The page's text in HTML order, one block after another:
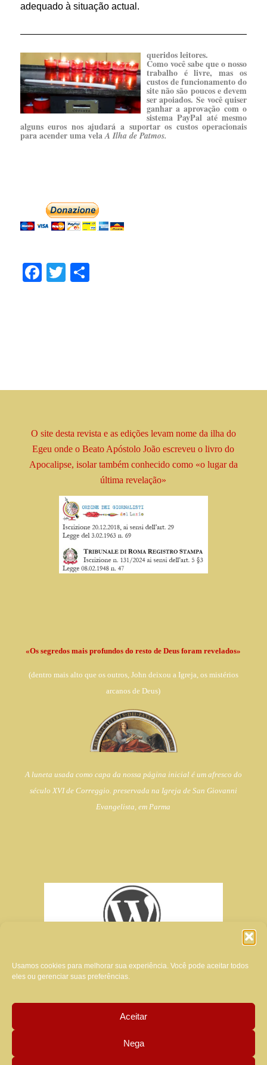
Usamos cookies para melhorar sua experiência. Você pode aceitar todos
eles ou gerenciar suas preferências.
Aceitar
Nega
adequado à situação actual.
queridos leitores.
Como você sabe que o nosso
trabalho é livre, mas os
custos de funcionamento do
site não são poucos e devem
ser apoiados. Se você quiser
ganhar a aprovação com o
sistema PayPal até mesmo
alguns euros nos ajudará a suportar os custos operacionais
para acender uma velaA Ilha de Patmos.
Facebook
Twitter
O site desta revista e as edições levam nome da ilha do
Egeu onde o Beato ApóstoloJoão escreveu o livrodo
Apocalipse, isolartambém conhecido como «o lugar da
última revelação»
«Os segredos mais profundos do resto de Deus foram revelados»
(dentro mais alto que os outros, John deixou a Igreja, os mistérios
arcanos de Deus)
A luneta usada como capa da nossa página inicial é um afresco do
século XVI de Correggio. preservada na Igreja de San Giovanni
Evangelista, em Parma
MANUELA LUZZARDI